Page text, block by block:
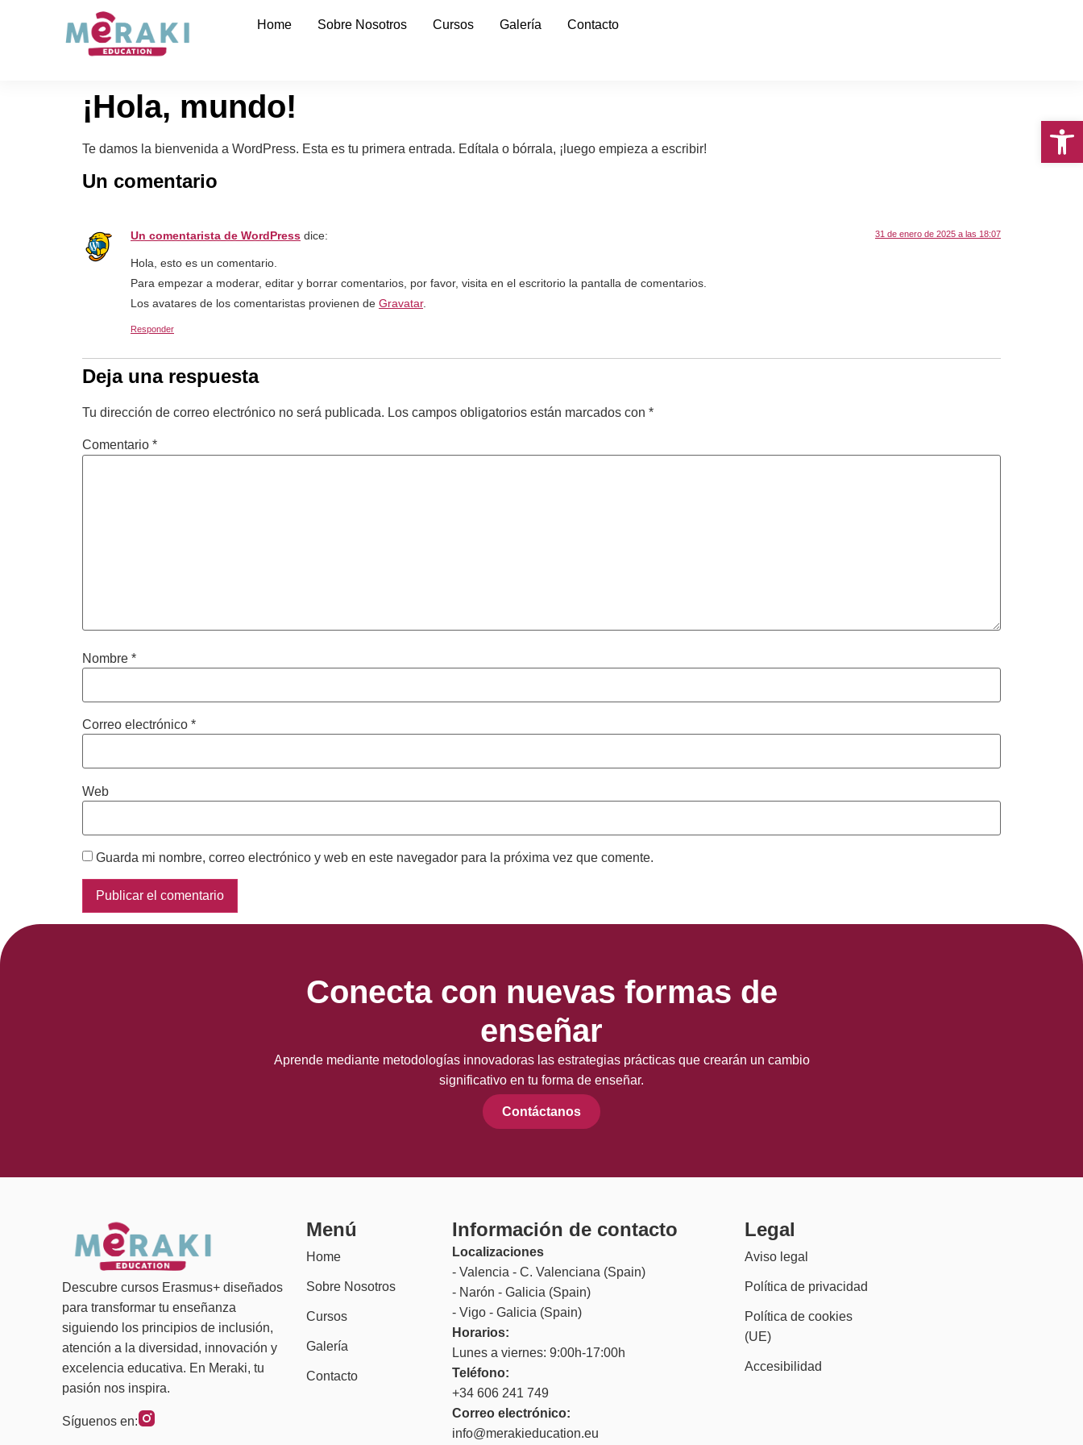
Home Sobre Nosotros Cursos Galería Contacto
¡Hola, mundo!
Te damos la bienvenida a WordPress. Esta es tu primera entrada. Edítala o bórrala, ¡luego empieza a escribir!
Un comentario
Un comentarista de WordPress dice: 31 de enero de 2025 a las 18:07
Hola, esto es un comentario.
Para empezar a moderar, editar y borrar comentarios, por favor, visita en el escritorio la pantalla de comentarios.
Los avatares de los comentaristas provienen de Gravatar.
Responder
Deja una respuesta
Tu dirección de correo electrónico no será publicada. Los campos obligatorios están marcados con *
Comentario *
Nombre *
Correo electrónico *
Web
Guarda mi nombre, correo electrónico y web en este navegador para la próxima vez que comente.
Conecta con nuevas formas de
enseñar
Aprende mediante metodologías innovadoras las estrategias prácticas que crearán un cambio
significativo en tu forma de enseñar.
Contáctanos
Descubre cursos Erasmus+ diseñados
para transformar tu enseñanza
siguiendo los principios de inclusión,
atención a la diversidad, innovación y
excelencia educativa. En Meraki, tu
pasión nos inspira.
Síguenos en:
Menú
Home
Sobre Nosotros
Cursos
Galería
Contacto
Información de contacto
Localizaciones
- Valencia - C. Valenciana (Spain)
- Narón - Galicia (Spain)
- Vigo - Galicia (Spain)
Horarios:
Lunes a viernes: 9:00h-17:00h
Teléfono:
+34 606 241 749
Correo electrónico:
info@merakieducation.eu
Legal
Aviso legal
Política de privacidad
Política de cookies
(UE)
Accesibilidad
Abrir